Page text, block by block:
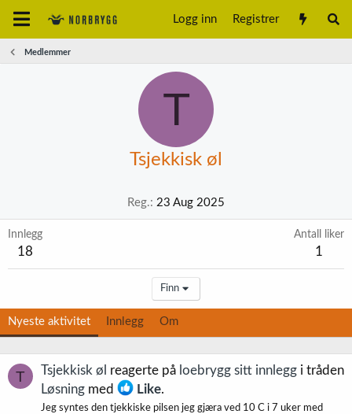
Logg inn Registrer
Medlemmer
T
Tsjekkisk øl
Reg. 23 Aug 2025
Innlegg
18
Antall liker
1
Finn
Nyeste aktivitet Innlegg Om
T Tsjekkisk øl reagerte på loebrygg sitt innlegg i tråden
Løsning med Like.
Jeg syntes den tjekkiske pilsen jeg gjæra ved 10 C i 7 uker med